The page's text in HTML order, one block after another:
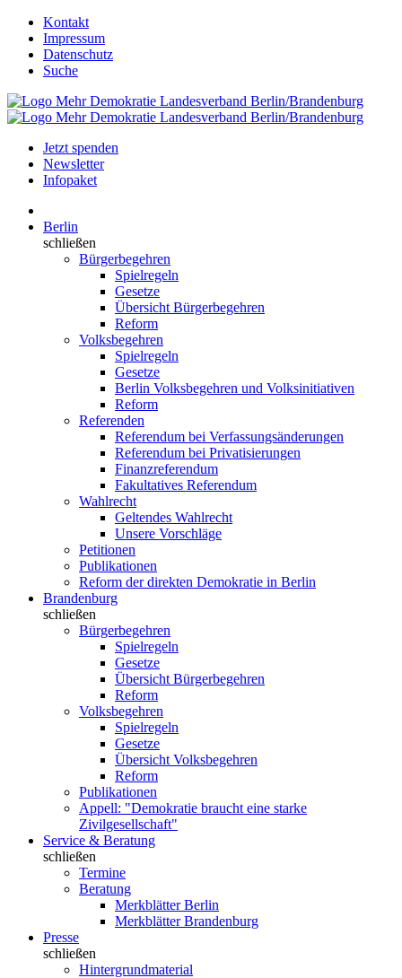
Kontakt
Impressum
Datenschutz
Suche
Jetzt spenden
Newsletter
Infopaket
Berlin
schließen
Bürgerbegehren
Spielregeln
Gesetze
Übersicht Bürgerbegehren
Reform
Volksbegehren
Spielregeln
Gesetze
Berlin Volksbegehren und Volksinitiativen
Reform
Referenden
Referendum bei Verfassungsänderungen
Referendum bei Privatisierungen
Finanzreferendum
Fakultatives Referendum
Wahlrecht
Geltendes Wahlrecht
Unsere Vorschläge
Petitionen
Publikationen
Reform der direkten Demokratie in Berlin
Brandenburg
schließen
Bürgerbegehren
Spielregeln
Gesetze
Übersicht Bürgerbegehren
Reform
Volksbegehren
Spielregeln
Gesetze
Übersicht Volksbegehren
Reform
Publikationen
Appell: "Demokratie braucht eine starke
Zivilgesellschaft"
Service & Beratung
schließen
Termine
Beratung
Merkblätter Berlin
Merkblätter Brandenburg
Presse
schließen
Hintergrundmaterial